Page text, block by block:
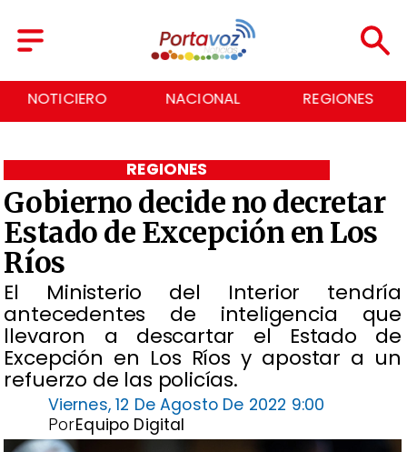
NACIONAL REGIONES ECONOMÍA
Gobierno decide no decretar
Estado de Excepción en Los
Ríos
El Ministerio del Interior tendría
antecedentes de inteligencia que
llevaron a descartar el Estado de
Excepción en Los Ríos y apostar a un
refuerzo de las policías.
REGIONES
Viernes, 12 De Agosto De 2022 9:00
Equipo Digital
Por